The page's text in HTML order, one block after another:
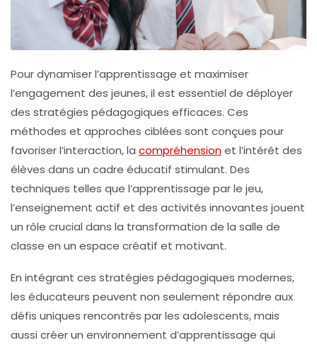
Pour dynamiser l’apprentissage et maximiser
l’engagement des jeunes, il est essentiel de déployer
des stratégies pédagogiques efficaces. Ces
méthodes et approches ciblées sont conçues pour
favoriser l’interaction, la compréhensionet l’intérêt des
élèves dans un cadre éducatif stimulant. Des
techniques telles que l’apprentissage par le jeu,
l’enseignement actif et des activités innovantes jouent
un rôle crucial dans la transformation de la salle de
classe en un espace créatif et motivant.
En intégrant ces stratégies pédagogiques modernes,
les éducateurs peuvent non seulement répondre aux
défis uniques rencontrés par les adolescents, mais
aussi créer un environnement d’apprentissage qui